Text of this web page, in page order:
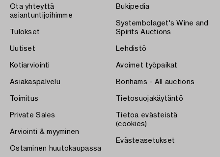
Ota yhteyttä
asiantuntijoihimme
Tulokset
Uutiset
Kotiarviointi
Asiakaspalvelu
Toimitus
Private Sales
Arviointi & myyminen
Ostaminen huutokaupassa
Bukipedia
Systembolaget's Wine and
Spirits Auctions
Lehdistö
Avoimet työpaikat
Bonhams - All auctions
Tietosuojakäytäntö
Tietoa evästeistä
(cookies)
Evästeasetukset